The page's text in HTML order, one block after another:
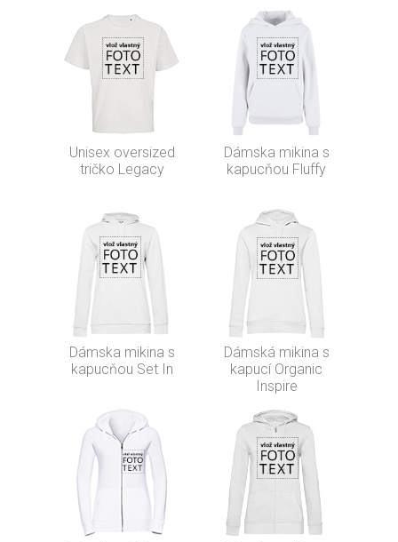
Unisex oversized
tričko Legacy
Dámska mikina s
kapucňou Fluffy
Dámska mikina s
kapucňou Set In
Dámská mikina s
kapucí Organic
Inspire